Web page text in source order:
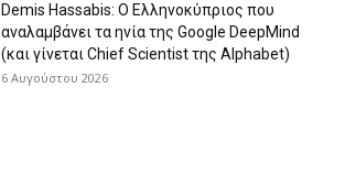
Demis Hassabis: Ο Ελληνοκύπριος που
αναλαμβάνει τα ηνία της Google DeepMind
(και γίνεται Chief Scientist της Alphabet)
6 Αυγούστου 2026